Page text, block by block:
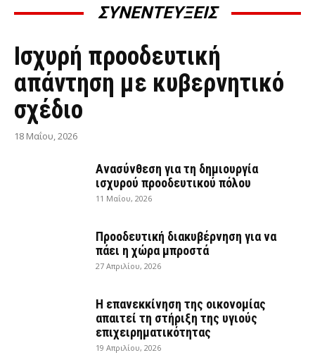
ΣΥΝΕΝΤΕΥΞΕΙΣ
ΣΥΝΕΝΤΕΎΞΕΙΣ
Ισχυρή προοδευτική
απάντηση με κυβερνητικό
σχέδιο
18 Μαΐου, 2026
Ανασύνθεση για τη δημιουργία
ισχυρού προοδευτικού πόλου
11 Μαΐου, 2026
Προοδευτική διακυβέρνηση για να
πάει η χώρα μπροστά
27 Απριλίου, 2026
Η επανεκκίνηση της οικονομίας
απαιτεί τη στήριξη της υγιούς
επιχειρηματικότητας
19 Απριλίου, 2026